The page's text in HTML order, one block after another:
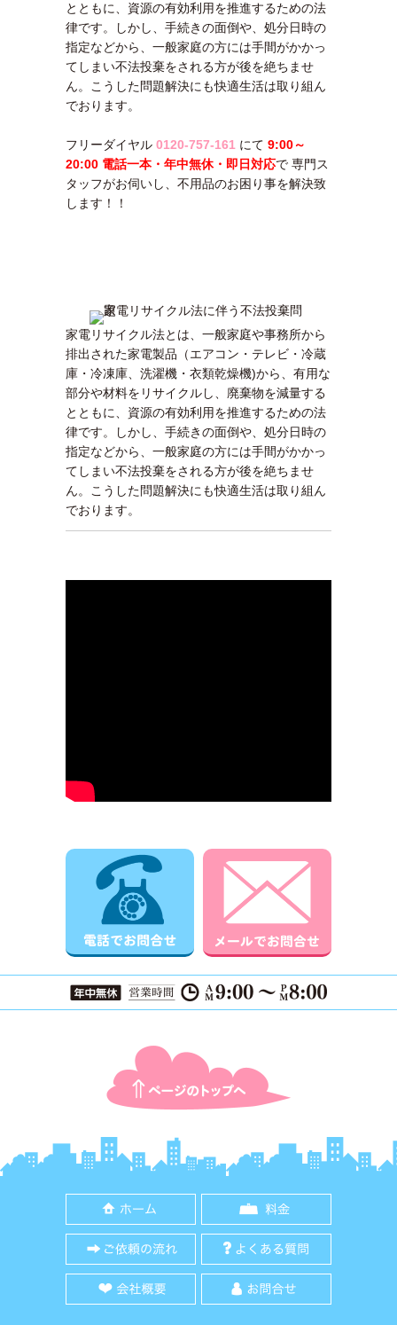
とともに、資源の有効利用を推進するための法
律です。しかし、手続きの面倒や、処分日時の
指定などから、一般家庭の方には手間がかかっ
てしまい不法投棄をされる方が後を絶ちませ
ん。こうした問題解決にも快適生活は取り組ん
でおります。
フリーダイヤル 0120-757-161 にて 9:00～
20:00 電話一本・年中無休・即日対応で 専門ス
タッフがお伺いし、不用品のお困り事を解決致
します！！
家電リサイクル法とは、一般家庭や事務所から
排出された家電製品（エアコン・テレビ・冷蔵
庫・冷凍庫、洗濯機・衣類乾燥機)から、有用な
部分や材料をリサイクルし、廃棄物を減量する
とともに、資源の有効利用を推進するための法
律です。しかし、手続きの面倒や、処分日時の
指定などから、一般家庭の方には手間がかかっ
てしまい不法投棄をされる方が後を絶ちませ
ん。こうした問題解決にも快適生活は取り組ん
でおります。
電話でお問合せ
ご依頼の流れ
会社概要